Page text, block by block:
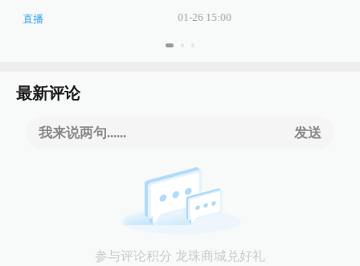
直播 01-26 15:00
最新评论
我来说两句...... 发送
参与评论积分 龙珠商城兑好礼